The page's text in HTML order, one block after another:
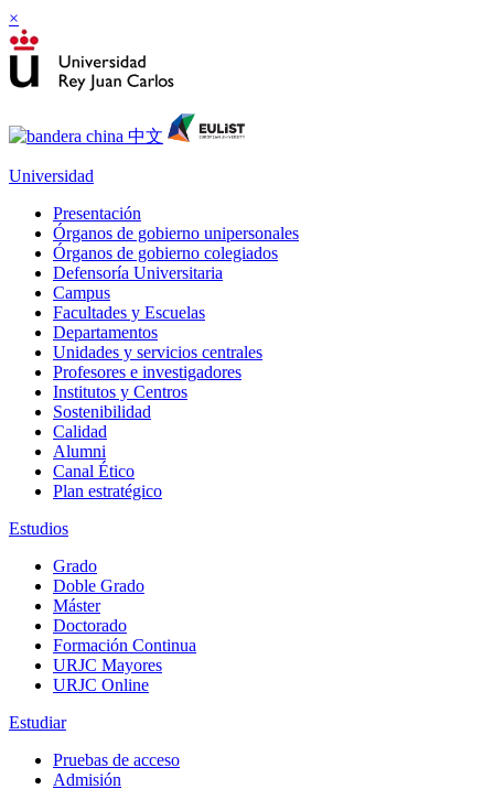
×
Universidad
Presentación
Órganos de gobierno unipersonales
Órganos de gobierno colegiados
Defensoría Universitaria
Campus
Facultades y Escuelas
Departamentos
Unidades y servicios centrales
Profesores e investigadores
Institutos y Centros
Sostenibilidad
Calidad
Alumni
Canal Ético
Plan estratégico
Estudios
Grado
Doble Grado
Máster
Doctorado
Formación Continua
URJC Mayores
URJC Online
Estudiar
Pruebas de acceso
Admisión